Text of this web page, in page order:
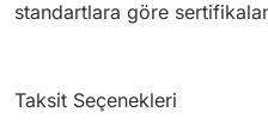
standartlara göre
Taksit Seçenekleri